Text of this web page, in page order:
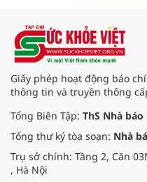
Giấy phép hoạt động báo
thông tin và truyền thông
Tổng Biên Tập: ThS Nhà
Tổng thư ký tòa soạn: Nhà
Trụ sở chính: Tầng 2, Căn
, Hà Nội